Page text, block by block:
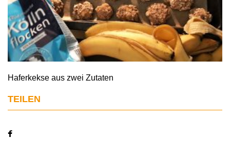
Haferkekse aus zwei Zutaten
TEILEN